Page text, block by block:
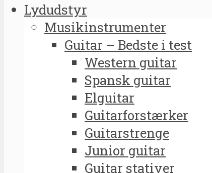
Lydudstyr
Musikinstrumenter
Guitar – Bedste i test
Western guitar
Spansk guitar
Elguitar
Guitarforstærker
Guitarstrenge
Junior guitar
Guitar stativer